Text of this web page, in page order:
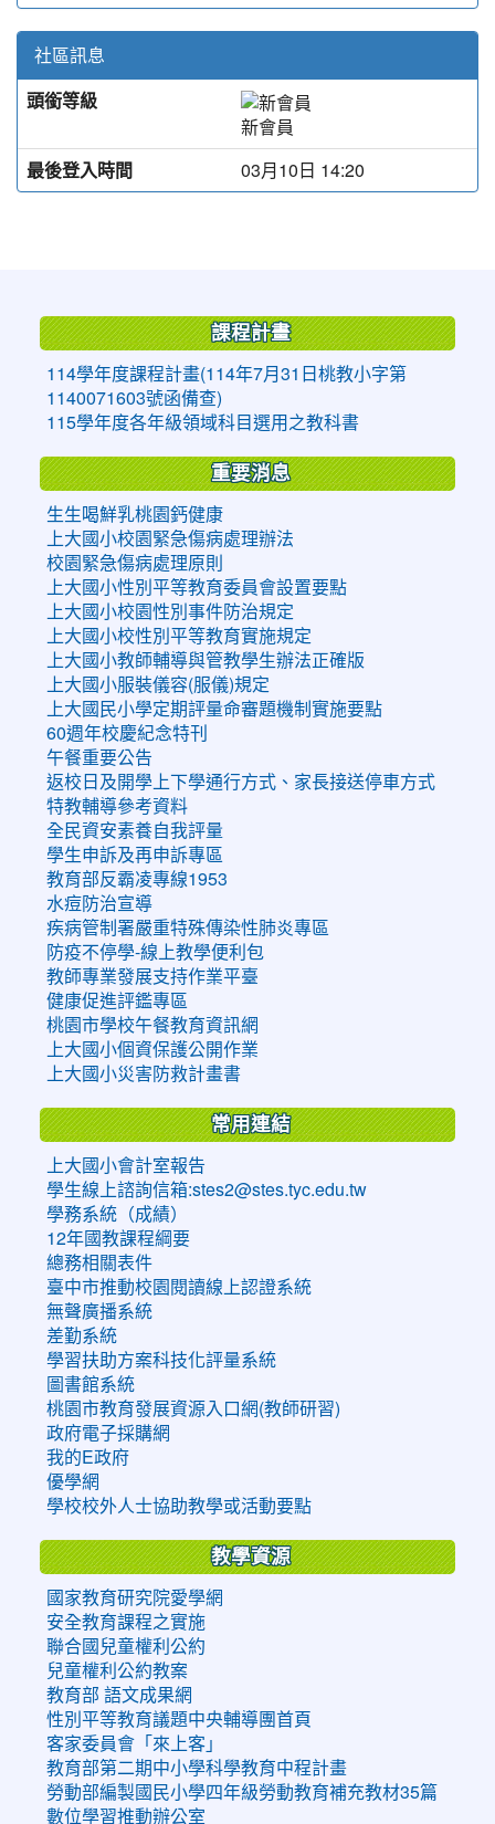
社區訊息
頭銜等級
新會員
最後登入時間
03月10日 14:20
課程計畫
114學年度課程計畫(114年7月31日桃教小字第
1140071603號函備查)
115學年度各年級領域科目選用之教科書
重要消息
生生喝鮮乳桃園鈣健康
上大國小校園緊急傷病處理辦法
校園緊急傷病處理原則
上大國小性別平等教育委員會設置要點
上大國小校園性別事件防治規定
上大國小校性別平等教育實施規定
上大國小教師輔導與管教學生辦法正確版
上大國小服裝儀容(服儀)規定
上大國民小學定期評量命審題機制實施要點
60週年校慶紀念特刊
午餐重要公告
返校日及開學上下學通行方式、家長接送停車方式
特教輔導參考資料
全民資安素養自我評量
學生申訴及再申訴專區
教育部反霸凌專線1953
水痘防治宣導
疾病管制署嚴重特殊傳染性肺炎專區
防疫不停學-線上教學便利包
教師專業發展支持作業平臺
健康促進評鑑專區
桃園市學校午餐教育資訊網
上大國小個資保護公開作業
上大國小災害防救計畫書
常用連結
上大國小會計室報告
學生線上諮詢信箱:stes2@stes.tyc.edu.tw
學務系統（成績）
12年國教課程綱要
總務相關表件
臺中市推動校園閱讀線上認證系統
無聲廣播系統
差勤系統
學習扶助方案科技化評量系統
圖書館系統
桃園市教育發展資源入口網(教師研習)
政府電子採購網
我的E政府
優學網
學校校外人士協助教學或活動要點
教學資源
國家教育研究院愛學網
安全教育課程之實施
聯合國兒童權利公約
兒童權利公約教案
教育部 語文成果網
性別平等教育議題中央輔導團首頁
客家委員會「來上客」
教育部第二期中小學科學教育中程計畫
勞動部編製國民小學四年級勞動教育補充教材35篇
數位學習推動辦公室